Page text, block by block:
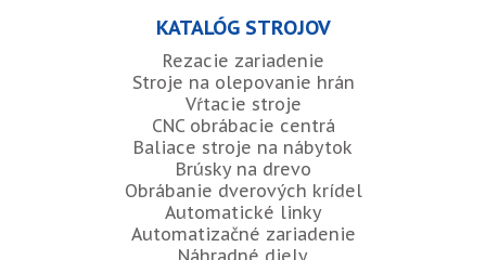
KATALÓG STROJOV
Rezacie zariadenie
Stroje na olepovanie hrán
Vŕtacie stroje
CNC obrábacie centrá
Baliace stroje na nábytok
Brúsky na drevo
Obrábanie dverových krídel
Automatické linky
Automatizačné zariadenie